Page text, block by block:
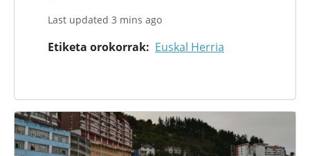
Last updated 3 mins ago
Etiketa orokorrak Euskal Herria